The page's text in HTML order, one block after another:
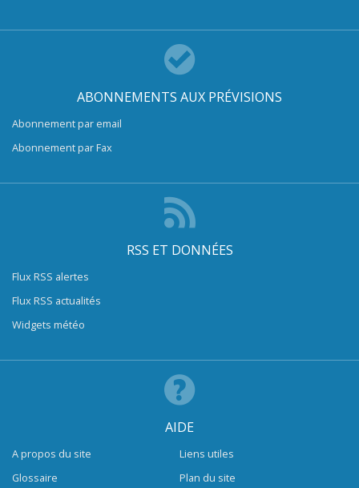
ABONNEMENTS AUX PRÉVISIONS
Abonnement par email
Abonnement par Fax
RSS ET DONNÉES
Flux RSS alertes
Flux RSS actualités
Widgets météo
AIDE
A propos du site
Glossaire
Liens utiles
Plan du site